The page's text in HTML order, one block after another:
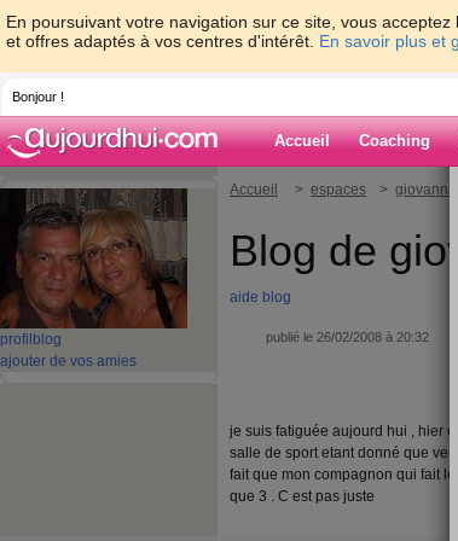
En poursuivant votre navigation sur ce site, vous
et offres adaptés à vos centres d'intérêt. En savoir plus et
Bonjour !
Accueil Coaching
profil blog
ajouter de vos amies
Accueil > espaces >
Blog de
aide blog
publié le 26/02/2008 à 20:32
je suis fatiguée aujourd hui , hier
salle de sport etant donné que
fait que mon compagnon qui fait
que 3 . C est pas juste